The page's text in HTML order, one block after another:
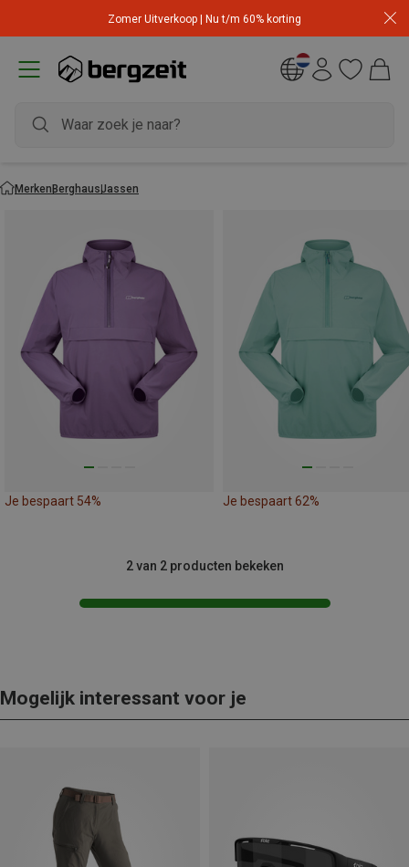
Zomer Uitverkoop | Nu t/m 60% korting
MerkenBerghausJassen
Je bespaart 54% Je bespaart 62%
2 van 2 producten bekeken
Mogelijk interessant voor je